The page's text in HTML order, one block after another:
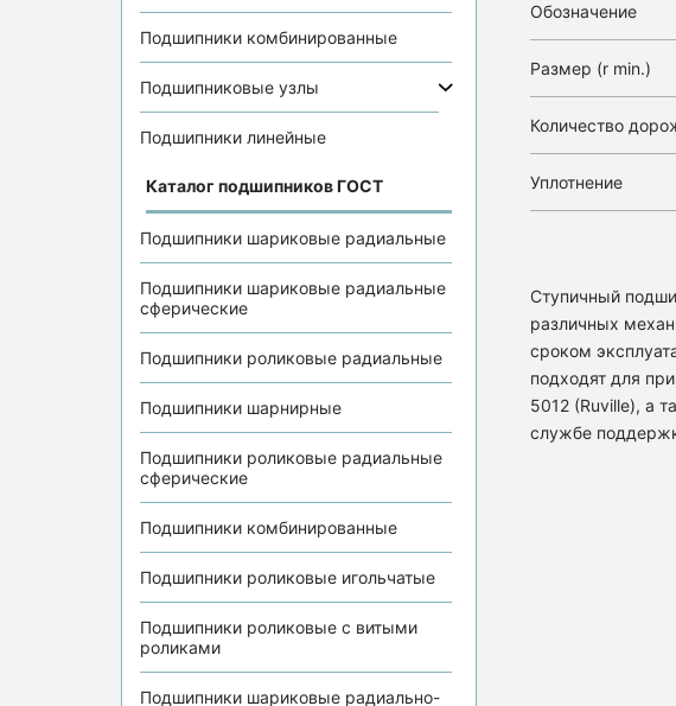
Подшипники комбинированные
Подшипниковые узлы
Подшипники линейные
Каталог подшипников ГОСТ
Подшипники шариковые радиальные
Подшипники шариковые радиальные
сферические
Подшипники роликовые радиальные
Подшипники шарнирные
Подшипники роликовые радиальные
сферические
Подшипники комбинированные
Подшипники роликовые игольчатые
Подшипники роликовые с витыми
роликами
Подшипники шариковые радиально-
Обозначение
Размер (r min.)
Количество
Уплотнение
Ступичный
различных
сроком
подходят для
5012 (Ruville), а
службе